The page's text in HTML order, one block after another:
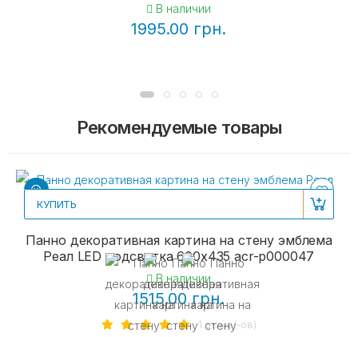
В наличии
1995.00 грн.
Рекомендуемые товары
КУПИТЬ
Панно декоративная картина на стену эмблема
Реал LED подсветка 600х435 acr-p000047
В наличии
1515.00 грн.
1 отзыв(-ов)